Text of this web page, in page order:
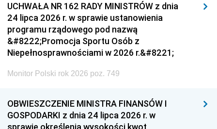
UCHWAŁA NR 162 RADY MINISTRÓW z dnia
24 lipca 2026 r. w sprawie ustanowienia
programu rządowego pod nazwą
&#8222;Promocja Sportu Osób z
Niepełnosprawnościami w 2026 r.&#8221;
Monitor Polski rok 2026 poz. 749
OBWIESZCZENIE MINISTRA FINANSÓW I
GOSPODARKI z dnia 24 lipca 2026 r. w